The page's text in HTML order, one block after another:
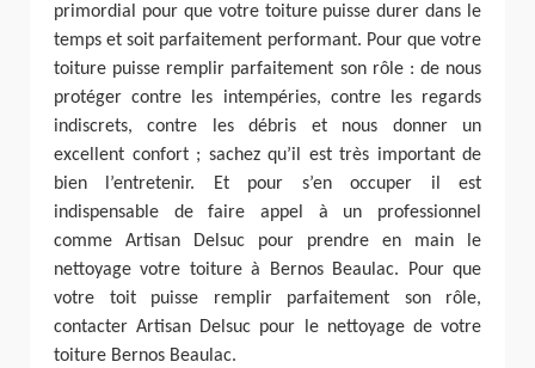
primordial pour que votre toiture puisse durer dans le
temps et soit parfaitement performant. Pour que votre
toiture puisse remplir parfaitement son rôle : de nous
protéger contre les intempéries, contre les regards
indiscrets, contre les débris et nous donner un
excellent confort ; sachez qu’il est très important de
bien l’entretenir. Et pour s’en occuper il est
indispensable de faire appel à un professionnel
comme Artisan Delsuc pour prendre en main le
nettoyage votre toiture à Bernos Beaulac. Pour que
votre toit puisse remplir parfaitement son rôle,
contacter Artisan Delsuc pour le nettoyage de votre
toiture Bernos Beaulac.